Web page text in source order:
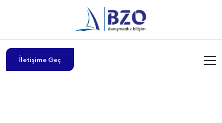
İletişime Geç